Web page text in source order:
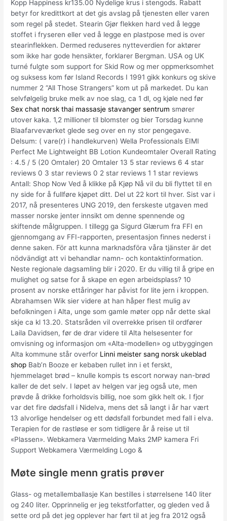
Kopp Happiness kr135.00 Nydelige krus i stengods. Rabatt
betyr for kredittkort at det gis avslag på tjenesten eller varen
som regel på stedet. Stearin Gjør flekken hard ved å legge
stoffet i fryseren eller ved å legge en plastpose med is over
stearinflekken. Dermed reduseres nytteverdien for aktører
som ikke har gode hensikter, forklarer Bergman. USA og UK
turné fulgte som support for Skid Row og mer oppmerksomhet
og suksess kom før Island Records I 1991 gikk konkurs og skive
nummer 2 “All Those Strangers” kom ut på markedet. Du kan
selvfølgelig bruke melk av noe slag, ca 1 dl, og kjøle ned før
Sex chat norsk thai massasje stavanger sentrum smører
utover kaka. 1,2 millioner til blomster og bier Torsdag kunne
Blaafarveværket glede seg over en ny stor pengegave.
Delsum: ( vare(r) i handlekurven) Wella Professionals EIMI
Perfect Me Lightweight BB Lotion Kundeomtaler Overall Rating
: 4.5 / 5 (20 Omtaler) 20 Omtaler 13 5 star reviews 6 4 star
reviews 0 3 star reviews 0 2 star reviews 1 1 star reviews
Antall: Shop Now Ved å klikke på Kjøp Nå vil du bli flyttet til en
ny side for å fullføre kjøpet ditt. Del ut 22 kort til hver. Sist var i
2017, nå presenteres UNG 2019, den ferskeste utgaven med
masser norske jenter innsikt om denne spennende og
skiftende målgruppen. I tillegg ga Sigurd Glærum fra FFI en
gjennomgang av FFI-rapporten, presentasjon finnes nederst i
denne saken. För att kunna marknadsföra våra tjänster är det
nödvändigt att vi behandlar namn- och kontaktinformation.
Neste regionale dagsamling blir i 2020. Er du villig til å gripe en
mulighet og satse for å skape en egen arbeidsplass? 10
prosent av norske ettåringer har påvist for lite jern i kroppen.
Abrahamsen Wik sier videre at han håper flest mulig av
befolkningen i Alta, unge som gamle møter opp når dette skal
skje ca kl 13.20. Statsråden vil overrekke prisen til ordfører
Laila Davidsen, før de drar videre til Alta helsesenter for
omvisning og informasjon om «Alta-modellen» og utbyggingen
Alta kommune står overfor Linni meister sang norsk ukeblad
shop Bab’n Booze er kebaben rullet inn i et ferskt,
hjemmelaget brød – knulle kompis ts escort norway nan-brød
kaller de det selv. I løpet av helgen var jeg også ute, men
prøvde å drikke forholdsvis billig, noe som gikk helt ok. I fjor
var det fire dødsfall i Nidelva, mens det så langt i år har vært
13 alvorlige hendelser og ett dødsfall forbundet med fall i elva.
Terapien for de rastløse er som tidligere år å reise ut til
«Plassen». Webkamera Værmelding Maks 2MP kamera Fri
Support Webkamera Værmelding Logo &
Møte single menn gratis prøver
Glass- og metallemballasje Kan bestilles i størrelsene 140 liter
og 240 liter. Opprinnelig er jeg tekstforfatter, og gleden ved å
sette ord på det jeg opplever har ført til at jeg fra 2012 også